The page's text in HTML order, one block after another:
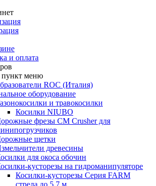
и оплата
меню
ROC (Италия)
оборудование
и травокосилки
Косилки NIUBO
фрезы CM Crusher для
щетки
древесины
для окоса обочин
кусторезы на гидроманипуляторе
Косилки-кусторезы Серия FARM
стрела до 5,7 м